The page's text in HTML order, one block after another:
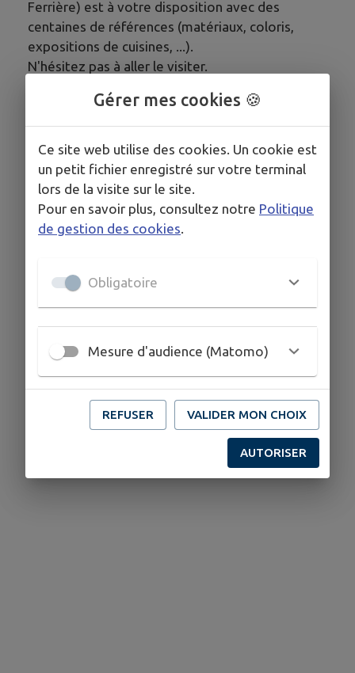
Ferrière) est à votre disposition avec des
centaines de références (matériaux, coloris,
expositions de cuisines, ...).
N'hésitez pas à aller le visiter.
COORDONNÉES
7 Le Champ Marotte, La Réorthe 85210
fc-cob@orange.fr
Gérer mes cookies 🍪
Ce site web utilise des cookies. Un cookie est
un petit fichier enregistré sur votre terminal
lors de la visite sur le site.
Pour en savoir plus, consultez notre Politique
de gestion des cookies
Obligatoire
Mesure d'audience (Matomo)
REFUSER VALIDER MON CHOIX
AUTORISER